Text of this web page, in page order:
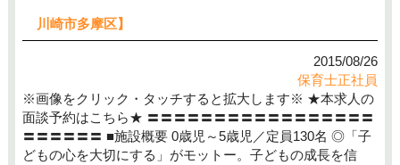
川崎市多摩区】
2015/08/26
保育士正社員
※画像をクリック・タッチすると拡大します※ ★本求人の
面談予約はこちら★ 〓〓〓〓〓〓〓〓〓〓〓〓〓〓〓〓〓
〓〓〓〓〓〓 ■施設概要 0歳児～5歳児／定員130名 ◎「子
どもの心を大切にする」がモットー。子どもの成長を信